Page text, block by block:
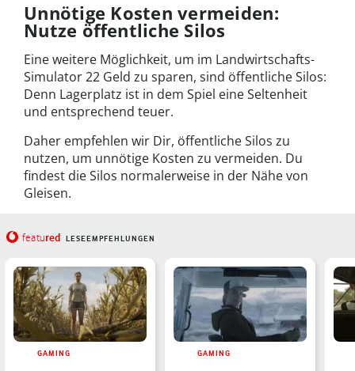
Unnötige Kosten vermeiden:
Nutze öffentliche Silos
Eine weitere Möglichkeit, um im Landwirtschafts-
Simulator 22 Geld zu sparen, sind öffentliche Silos:
Denn Lagerplatz ist in dem Spiel eine Seltenheit
und entsprechend teuer.
Daher empfehlen wir Dir, öffentliche Silos zu
nutzen, um unnötige Kosten zu vermeiden. Du
findest die Silos normalerweise in der Nähe von
Gleisen.
featured LESEEMPFEHLUNGEN
GAMING GAMING